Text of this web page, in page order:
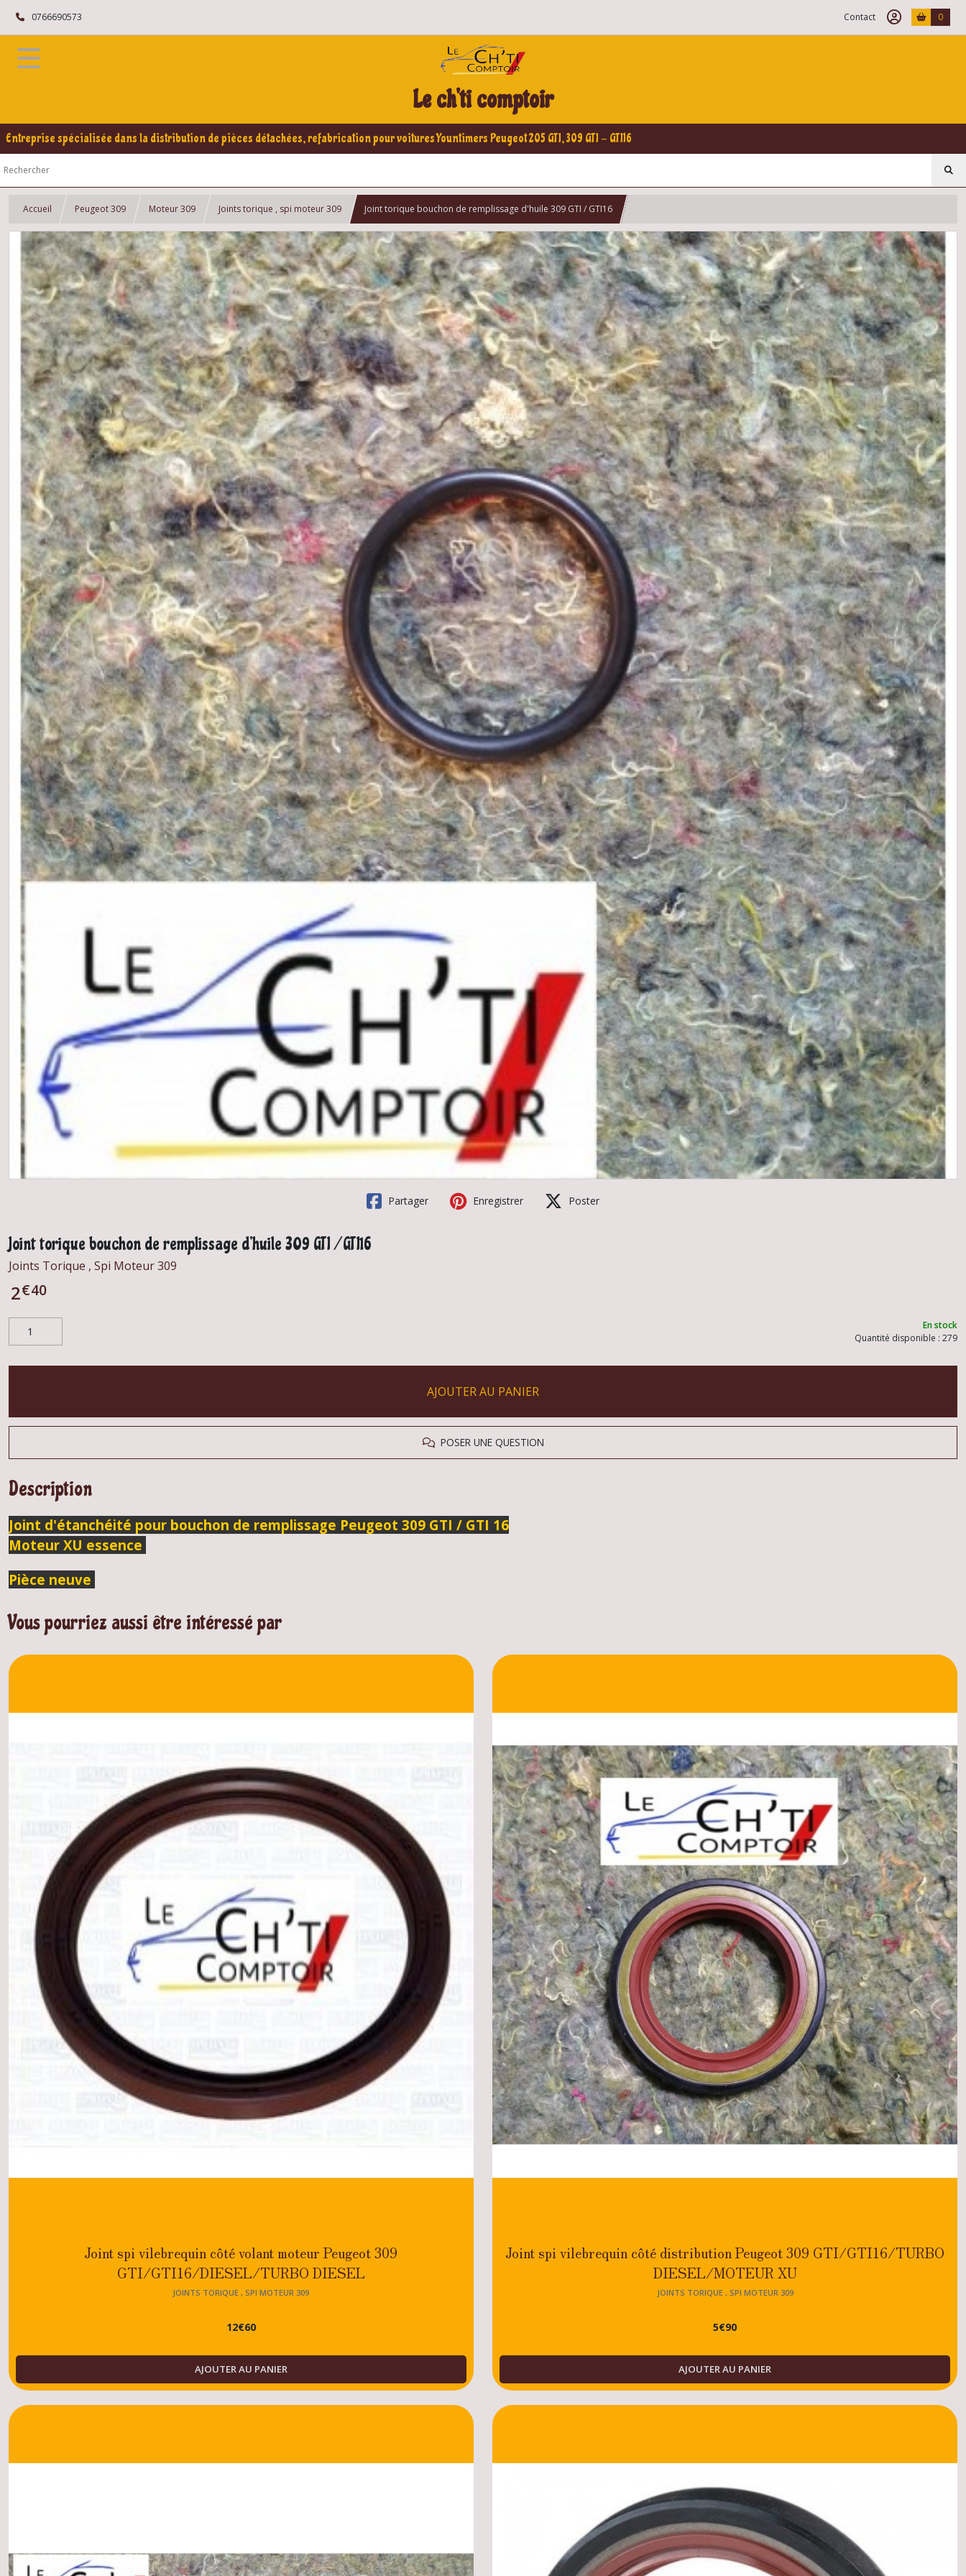
0766690573 Contact 0
Le ch'ti comptoir
Entreprise spécialisée dans la distribution de pièces détachées, refabrication pour voitures Yountimers Peugeot 205 GTI, 309 GTI - GTI16
Accueil Peugeot 309 Moteur 309 Joints torique , spi moteur 309 Joint torique bouchon de remplissage d'huile 309 GTI / GTI16
Partager Enregistrer Poster
Joint torique bouchon de remplissage d'huile 309 GTI / GTI16
Joints Torique , Spi Moteur 309
2€40
En stock
Quantité disponible : 279
AJOUTER AU PANIER
POSER UNE QUESTION
Description
Joint d'étanchéité pour bouchon de remplissage Peugeot 309 GTI / GTI 16
Moteur XU essence
Pièce neuve
Vous pourriez aussi être intéressé par
Joint spi vilebrequin côté volant moteur Peugeot 309
GTI/GTI16/DIESEL/TURBO DIESEL
JOINTS TORIQUE , SPI MOTEUR 309
12€60
AJOUTER AU PANIER
Joint spi vilebrequin côté distribution Peugeot 309 GTI/GTI16/TURBO
DIESEL/MOTEUR XU
JOINTS TORIQUE , SPI MOTEUR 309
5€90
AJOUTER AU PANIER